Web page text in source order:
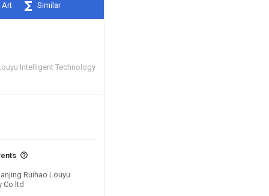
Art Similar
Intelligent Technology
Ruihao Louyu
Co ltd